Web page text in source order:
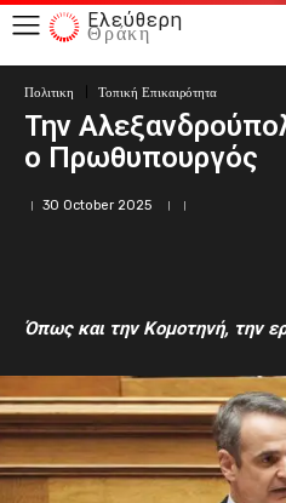
Ελεύθερη
Θράκη
Πολιτικη Τοπική Επικαιρότητα
Την
ο Πρωθυπουργός
30 October 2025
Όπως και την Κομοτηνή, την